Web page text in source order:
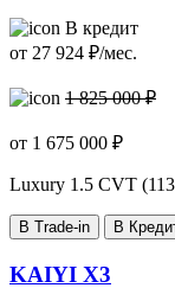
В кредит
от 27 924 ₽/мес.
1 825 000 ₽
от 1 675 000 ₽
Luxury 1.5 CVT
В Trade-in В
KAIYI X3